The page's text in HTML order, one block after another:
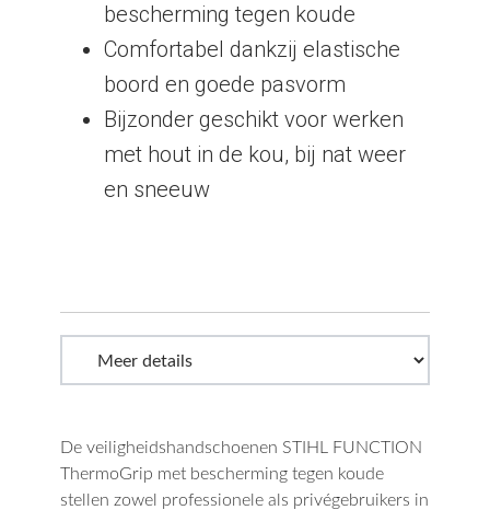
bescherming tegen koude
Comfortabel dankzij elastische
boord en goede pasvorm
Bijzonder geschikt voor werken
met hout in de kou, bij nat weer
en sneeuw
De veiligheidshandschoenen STIHL FUNCTION
ThermoGrip met bescherming tegen koude
stellen zowel professionele als privégebruikers in